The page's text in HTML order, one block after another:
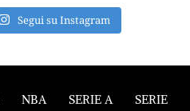
Segui su Instagram
NBA SERIE A
SERIE